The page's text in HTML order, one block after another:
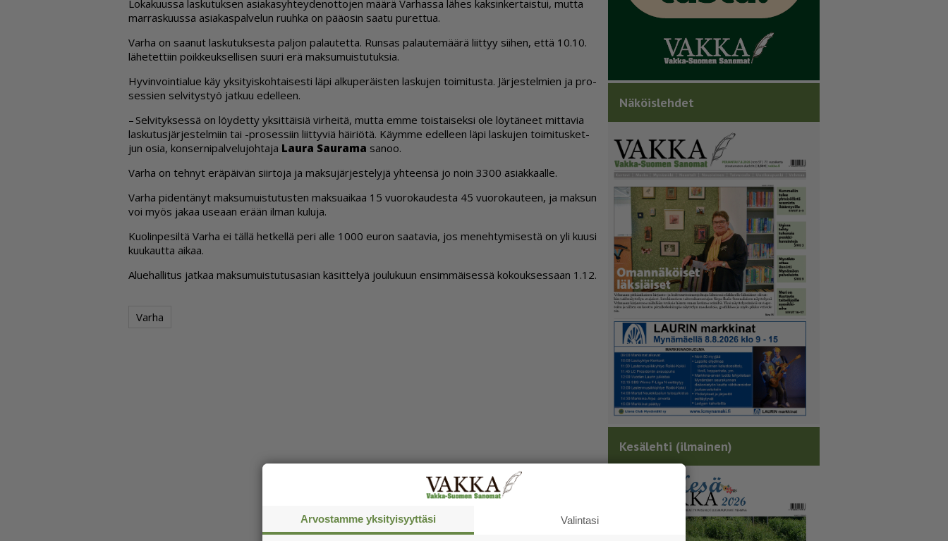
Lo­ka­kuus­sa las­ku­tuk­sen asi­a­ka­syh­tey­de­not­to­jen mää­rä Var­has­sa lä­hes kak­sin­ker­tais­tui, mut­ta
mar­ras­kuus­sa asi­a­kas­pal­ve­lun ruuh­ka on pää­o­sin saa­tu pu­ret­tua.
Var­ha on saa­nut las­ku­tuk­ses­ta pal­jon pa­lau­tet­ta. Run­sas pa­lau­te­mää­rä liit­tyy sii­hen, et­tä 10.10.
lä­he­tet­tiin poik­keuk­sel­li­sen suu­ri erä mak­su­muis­tu­tuk­sia.
Hy­vin­voin­ti­a­lue käy yk­si­tyis­koh­tai­ses­ti läpi al­ku­pe­räis­ten las­ku­jen toi­mi­tus­ta. Jär­jes­tel­mien ja pro­
ses­sien sel­vi­tys­työ jat­kuu edel­leen.
– Sel­vi­tyk­ses­sä on löy­det­ty yk­sit­täi­siä vir­hei­tä, mut­ta em­me tois­tai­sek­si ole löy­tä­neet mit­ta­via
las­ku­tus­jär­jes­tel­miin tai -pro­ses­siin liit­ty­viä häi­ri­ö­tä. Käym­me edel­leen läpi las­ku­jen toi­mi­tus­ket­
jun osia, kon­ser­ni­pal­ve­lu­joh­ta­ja Lau­ra Sau­ra­ma sa­noo.
Var­ha on teh­nyt erä­päi­vän siir­to­ja ja mak­su­jär­jes­te­ly­jä yh­teen­sä jo noin 3300 asi­ak­kaal­le.
Var­ha pi­den­tä­nyt mak­su­muis­tu­tus­ten mak­su­ai­kaa 15 vuo­ro­kau­des­ta 45 vuo­ro­kau­teen, ja mak­sun
voi myös ja­kaa use­aan erään il­man ku­lu­ja.
Kuo­lin­pe­sil­tä Var­ha ei täl­lä het­kel­lä peri al­le 1000 eu­ron saa­ta­via, jos me­neh­ty­mi­ses­tä on yli kuu­si
kuu­kaut­ta ai­kaa.
Alu­e­hal­li­tus jat­kaa mak­su­muis­tu­tu­sa­si­an kä­sit­te­lyä jou­lu­kuun en­sim­mäi­ses­sä ko­kouk­ses­saan 1.12.
Varha
Näköislehdet
Kesälehti (ilmainen)
Arvostamme yksityisyyttäsi Valintasi